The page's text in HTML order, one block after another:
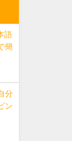
語
簡
分
ン